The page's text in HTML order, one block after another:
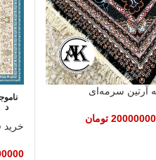
20000000 تومان
د
خرید فرش 700